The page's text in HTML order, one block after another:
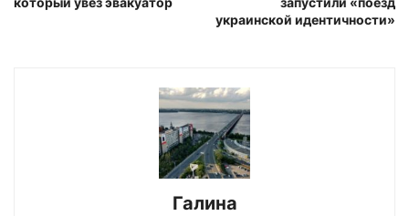
украинской идентичности»
Галина